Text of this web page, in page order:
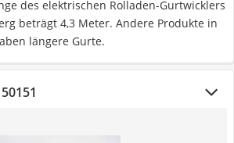
des elektrischen Rolladen-Gurtwicklers
beträgt 4,3 Meter. Andere Produkte in
längere Gurte.